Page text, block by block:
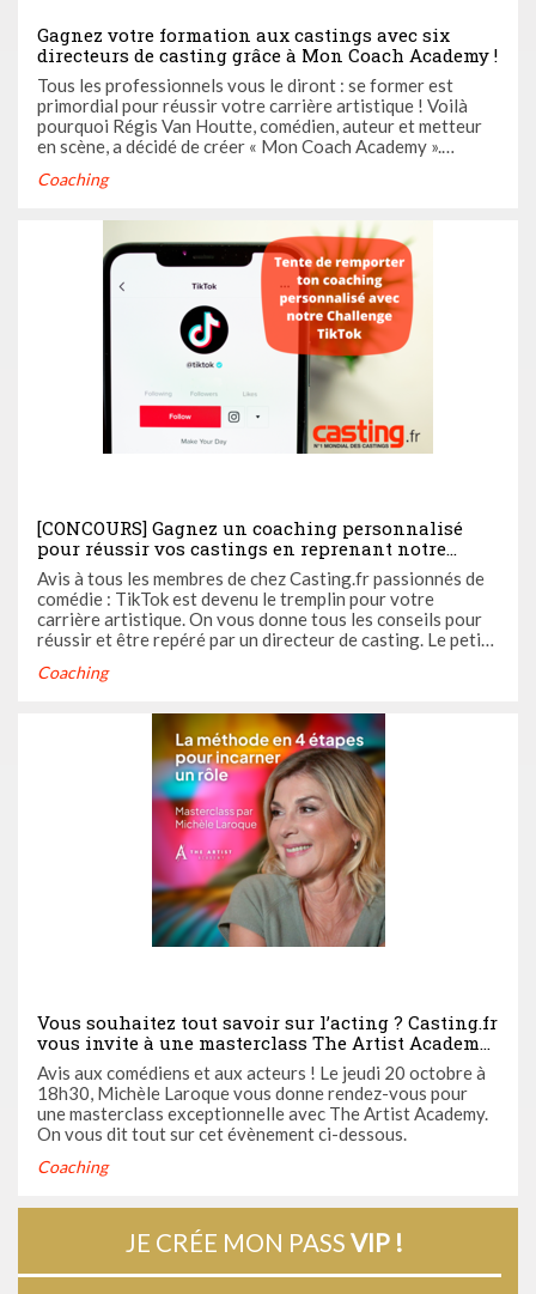
Gagnez votre formation aux castings avec six
directeurs de casting grâce à Mon Coach Academy !
Tous les professionnels vous le diront : se former est
primordial pour réussir votre carrière artistique ! Voilà
pourquoi Régis Van Houtte, comédien, auteur et metteur
en scène, a décidé de créer « Mon Coach Academy ».
formation d’une semaine avec des directeurs de castings
Coaching
[CONCOURS] Gagnez un coaching personnalisé
pour réussir vos castings en reprenant notre
challenge TikTok
Avis à tous les membres de chez Casting.fr passionnés de
comédie : TikTok est devenu le tremplin pour votre
carrière artistique. On vous donne tous les conseils pour
réussir et être repéré par un directeur de casting. Le petit
Coaching
Vous souhaitez tout savoir sur l’acting ? Casting.fr
vous invite à une masterclass The Artist Academy
avec la comédienne Michèle Laroque !
Avis aux comédiens et aux acteurs ! Le jeudi 20 octobre à
18h30, Michèle Laroque vous donne rendez-vous pour
une masterclass exceptionnelle avec The Artist Academy.
On vous dit tout sur cet évènement ci-dessous.
Coaching
JE CRÉE MON PASSVIP !